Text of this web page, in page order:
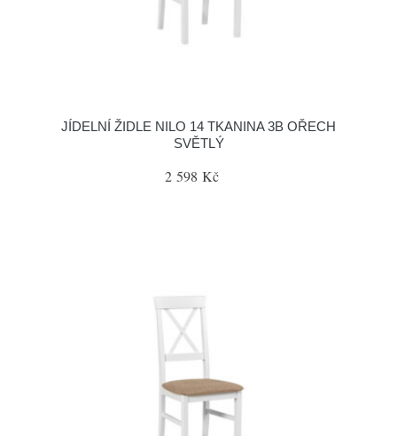
JÍDELNÍ ŽIDLE NILO 14 TKANINA 3B OŘECH
SVĚTLÝ
2 598 Kč